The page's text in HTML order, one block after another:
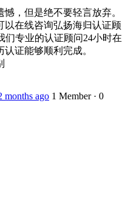
，但是绝不要轻言放弃。
以在线咨询弘扬海归认证顾
们专业的认证顾问24小时在
证能够顺利完成。
months ago 1 Member · 0